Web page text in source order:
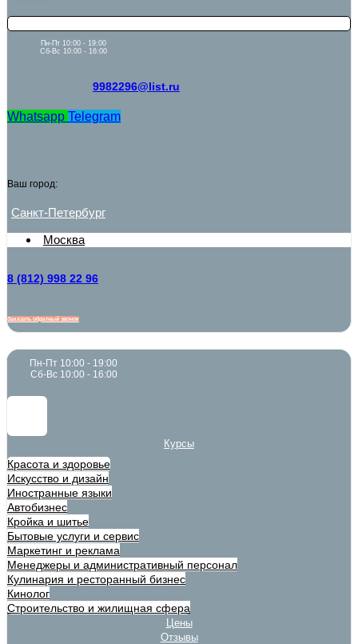
Пн-Пт 10:00 - 19:00
Сб-Вс 10:00 - 16:00
9982296@list.ru
Whatsapp Telegram
Ваш город:
Санкт-Петербург
Москва
8 (812) 998 22 96
Заказать обратный звонок
Пн-Пт 10:00 - 19:00
Сб-Вс 10:00 - 16:00
Курсы
Красота и здоровье
Искусство и дизайн
Иностранные языки
Автобизнес
Кройка и шитье
Бытовые услуги и сервис
Маркетинг и реклама
Менеджеры и административный персонал
Кулинария и ресторанный бизнес
Кинолог
Строительство и жилищная сфера
Цены
Отзывы